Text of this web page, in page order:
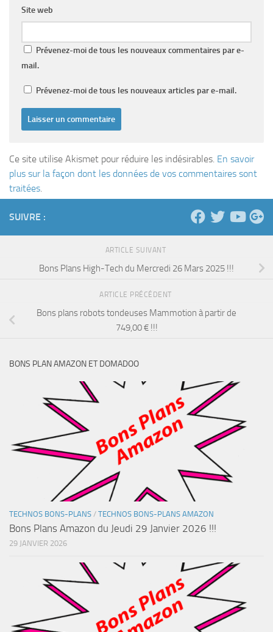
Site web
Prévenez-moi de tous les nouveaux commentaires par e-
mail.
Prévenez-moi de tous les nouveaux articles par e-mail.
Ce site utilise Akismet pour réduire les indésirables. En savoir
plus sur la façon dont les données de vos commentaires sont
traitées.
SUIVRE :
ARTICLE SUIVANT
Bons Plans High-Tech du Mercredi 26 Mars 2025 !!!
ARTICLE PRÉCÉDENT
Bons plans robots tondeuses Mammotion à partir de
749,00 € !!!
BONS PLAN AMAZON ET DOMADOO
TECHNOS BONS-PLANS / TECHNOS BONS-PLANS AMAZON
Bons Plans Amazon du Jeudi 29 Janvier 2026 !!!
29 JANVIER 2026